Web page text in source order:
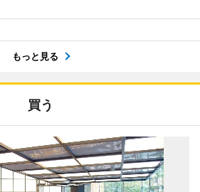
もっと見る
買う